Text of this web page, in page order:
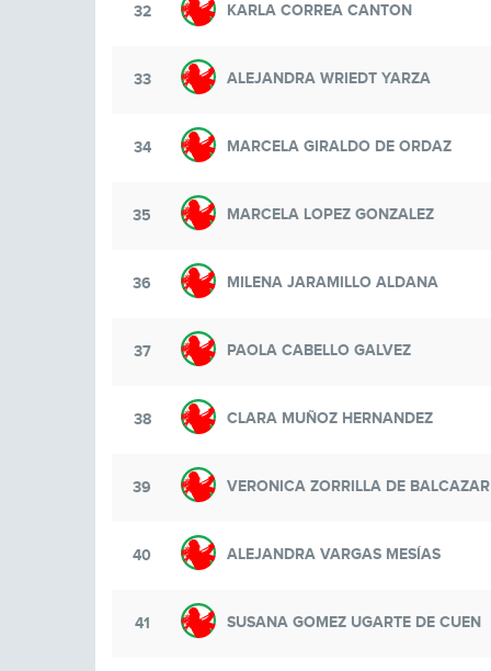
32 KARLA CORREA CANTON
33 ALEJANDRA WRIEDT YARZA
34 MARCELA GIRALDO DE ORDAZ
35 MARCELA LOPEZ GONZALEZ
36 MILENA JARAMILLO ALDANA
37 PAOLA CABELLO GALVEZ
38 CLARA MUÑOZ HERNANDEZ
39 VERONICA ZORRILLA DE BALCAZAR
40 ALEJANDRA VARGAS MESÍAS
41 SUSANA GOMEZ UGARTE DE CUEN